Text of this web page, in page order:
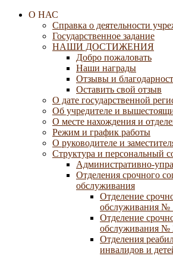
О НАС
Справка о деятельности
Государственное задание
НАШИ ДОСТИЖЕНИЯ
Добро пожаловать
Наши награды
Отзывы и
Оставить свой отзыв
О дате государственной
Об учредителе и
О месте нахождения и
Режим и график работы
О руководителе и
Структура и персональный
Административно-
Отделения срочного
обслуживания
Отделение
обслуживания №
Отделение
обслуживания №
Отделения
инвалидов и